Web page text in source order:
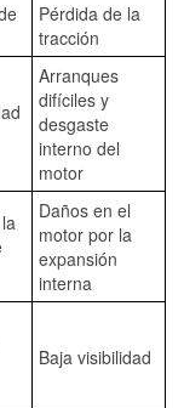
Pérdida de la
tracción
Arranques
difíciles y
desgaste
interno del
motor
Daños en el
motor por la
expansión
interna
Baja visibilidad